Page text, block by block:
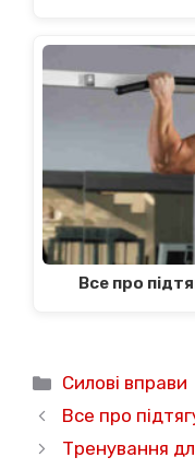
Все про
Категорії
Силові вправи
Все про
Тренування